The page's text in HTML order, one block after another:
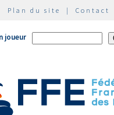
Plan du site | Contact
joueur